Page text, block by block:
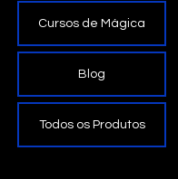
Cursos de Mágica
Blog
Todos os Produtos